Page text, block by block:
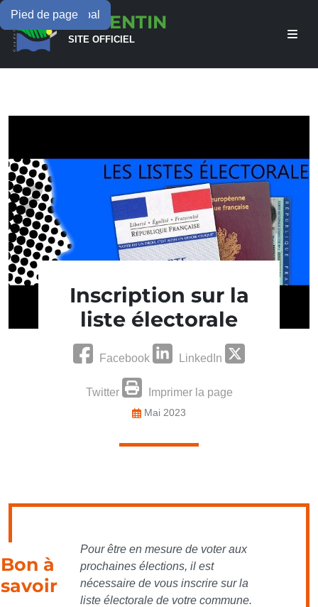
Menu principal
Contenu principal
Pied de pageLAMENTIN
SITE OFFICIEL
Inscription sur la
liste électorale
Facebook LinkedIn
Twitter Imprimer la page
Mai 2023
Bon à
savoir
Pour être en mesure de voter aux
prochaines élections, il est
nécessaire de vous inscrire sur la
liste électorale de votre commune.